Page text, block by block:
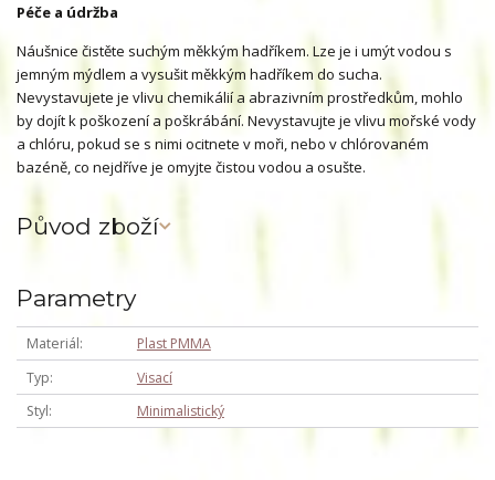
Péče a údržba
Náušnice čistěte suchým měkkým hadříkem. Lze je i umýt vodou s
jemným mýdlem a vysušit měkkým hadříkem do sucha.
Nevystavujete je vlivu chemikálií a abrazivním prostředkům, mohlo
by dojít k poškození a poškrábání. Nevystavujte je vlivu mořské vody
a chlóru, pokud se s nimi ocitnete v moři, nebo v chlórovaném
bazéně, co nejdříve je omyjte čistou vodou a osušte.
Původ zboží
Parametry
Materiál
Plast PMMA
Typ
Visací
Styl
Minimalistický